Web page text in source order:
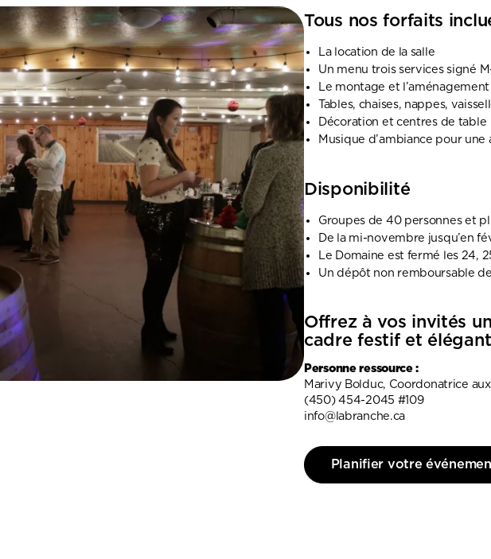
Tous nos forfaits
La location de la salle
Un menu trois services signé
Le montage et l’aménagement
Tables, chaises, nappes,
Décoration et centres de table
Musique d’ambiance pour
Disponibilité
Groupes de 40 personnes et
De la mi-novembre jusqu’en
Le Domaine est fermé les 24,
Un dépôt non remboursable
Offrez à vos invités
cadre festif et
Personne ressource :
Marivy Bolduc, Coordonatrice
(450) 454-2045 #109
info@labranche.ca
Planifier votre